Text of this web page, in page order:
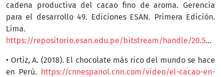
cadena productiva del cacao fino de aroma. Gerencia
para el desarrollo 49. Ediciones ESAN. Primera Edición.
Lima.
https://repositorio.esan.edu.pe/bitstream/handle/20.500.12640/111/Gerencia_para_el_desarrollo_49.pdf
• Ortiz, A. (2018). El chocolate más rico del mundo se hace
en Perú.
https://cnnespanol.cnn.com/video/el-cacao-en-